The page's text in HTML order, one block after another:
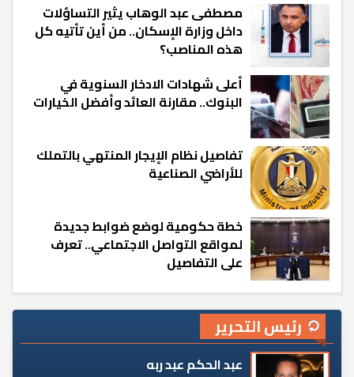
مصطفى عبد الوهاب يثير التساؤلات
داخل وزارة الإسكان.. من أين تأتيه كل
هذه المناصب؟
أعلى شهادات الادخار السنوية في
البنوك.. مقارنة العائد وأفضل الخيارات
تفاصيل نظام الإيجار المنتهي بالتملك
للأراضي الصناعية
خطة حكومية لوضع ضوابط جديدة
لمواقع التواصل الاجتماعي.. تعرف
على التفاصيل
رئيس التحرير
عبد الحكم عبد ربه